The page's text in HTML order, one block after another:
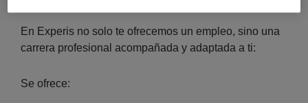
En Experis no solo te ofrecemos un empleo, sino una
carrera profesional acompañada y adaptada a ti:
Se ofrece: